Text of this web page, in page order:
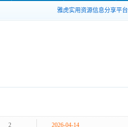
雅虎实用资源信息分享平台
2
2026-04-14